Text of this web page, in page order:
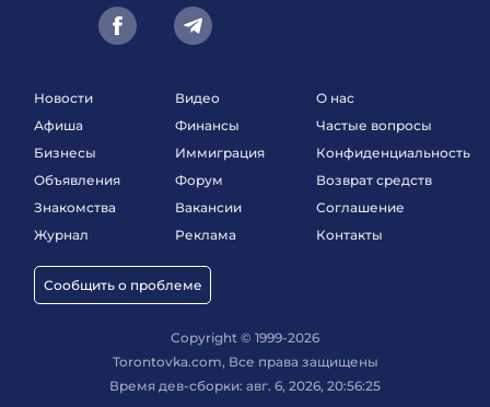
Новости
Афиша
Бизнесы
Объявления
Знакомства
Журнал
Сообщить о проблеме
Видео
Финансы
Иммиграция
Форум
Вакансии
Реклама
О нас
Частые вопросы
Конфиденциальность
Возврат средств
Соглашение
Контакты
Copyright © 1999-2026
Torontovka.com, Все права защищены
Время дев-сборки: авг. 6, 2026, 20:56:25